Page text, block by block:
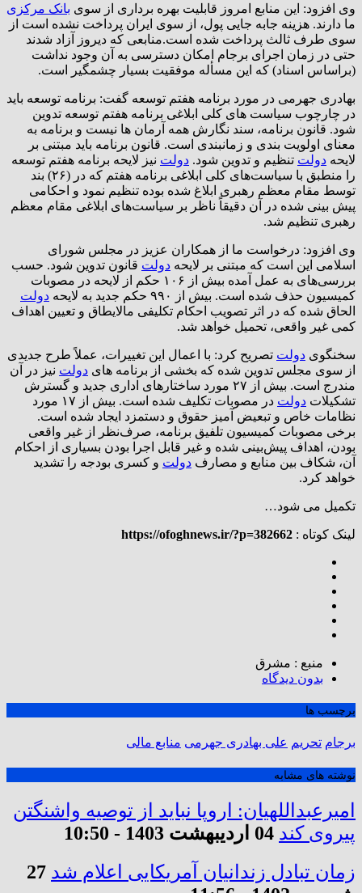
وی افزود: این منابع امروز قابلیت بهره برداری از سوی بانک مرکزی
ما دارند. هزینه جابه جایی پول، از سوی ایران پرداخت نشده است از
سوی طرف ثالث پرداخت شده است.منابعی که دیروز آزاد شدند
حتی در زمان اجرای برجام امکان دسترسی به آن وجود نداشت
(براساس اسناد) که این مسأله موفقیت بسیار چشمگیر است.
بهادری جهرمی در مورد برنامه هفتم توسعه گفت: برنامه توسعه باید
در چارچوب سیاست های کلی ابلاغی برنامه هفتم توسعه تدوین
شود. قانون برنامه، سند نگارش همه آرمان ها نیست و برنامه به
معنای اولویت بندی و زمانبندی است. قانون برنامه باید مبتنی بر
لایحه دولت تنظیم و تدوین شود. دولت نیز لایحه برنامه هفتم توسعه
را منطبق با سیاست‌های کلی ابلاغی برنامه هفتم که در (۲۶) بند
توسط مقام معظم رهبری ابلاغ شده بوده تنظیم نمود و احکامی
پیش بینی شده در آن دقیقاً ناظر بر سیاست‌های ابلاغی مقام معظم
رهبری تنظیم شد.
وی افزود: درخواست ما از همکاران عزیز در مجلس شورای
اسلامی این است که مبتنی بر لایحه دولت قانون تدوین شود. حسب
بررسی‌های به عمل آمده بیش از ۱۰۶ حکم از لایحه در مصوبات
کمیسیون حذف شده است. بیش از ۹۹۰ حکم جدید به لایحه
دولت
الحاق شده که در اثر تصویب احکام تکلیفی مالایطاق و تعیین اهداف
کمی غیر واقعی، تحمیل خواهد شد.
سخنگوی دولت تصریح کرد: با اعمال این تغییرات، عملاً طرح جدیدی
از سوی مجلس تدوین شده که بخشی از برنامه های دولت نیز در آن
مندرج است. بیش از ۲۷ مورد ساختارهای اداری جدید و گسترش
تشکیلات دولت
در مصوبات تکلیف شده است. بیش از ۱۷ مورد
نظامات خاص و تبعیض آمیز حقوق و دستمزد ایجاد شده است.
برخی مصوبات کمیسیون تلفیق برنامه، صرف‌نظر از غیر واقعی
بودن، اهداف پیش‌بینی شده و غیر قابل اجرا بودن بسیاری از احکام
آن، شکاف بین منابع و مصارف دولت و کسری بودجه را تشدید
خواهد کرد.
تکمیل می شود…
لینک کوتاه : https://ofoghnews.ir/?p=382662
منبع : مشرق
بدون دیدگاه
برچسب ها
برجام تحریم علی بهادری جهرمی منابع مالی
نوشته های مشابه
امیرعبداللهیان: اروپا نباید از توصیه واشنگتن
پیروی کند 04 اردیبهشت 1403 - 10:50
زمان تبادل زندانیان آمریکایی اعلام شد 27